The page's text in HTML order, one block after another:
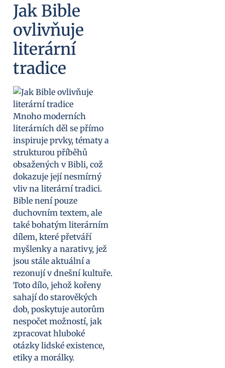
Jak Bible
ovlivňuje
literární
tradice
Mnoho moderních
literárních děl se přímo
inspiruje prvky, tématy a
strukturou příběhů
obsažených v Bibli, což
dokazuje její nesmírný
vliv na literární tradici.
Bible není pouze
duchovním textem, ale
také bohatým literárním
dílem, které přetváří
myšlenky a narativy, jež
jsou stále aktuální a
rezonují v dnešní kultuře.
Toto dílo, jehož kořeny
sahají do starověkých
dob, poskytuje autorům
nespočet možností, jak
zpracovat hluboké
otázky lidské existence,
etiky a morálky.